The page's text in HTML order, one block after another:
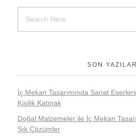
SON YAZILAR
İç Mekan Tasarımında Sanat
Kişilik Katmak
Doğal Malzemeler ile İç Mekan
Şık Çözümler